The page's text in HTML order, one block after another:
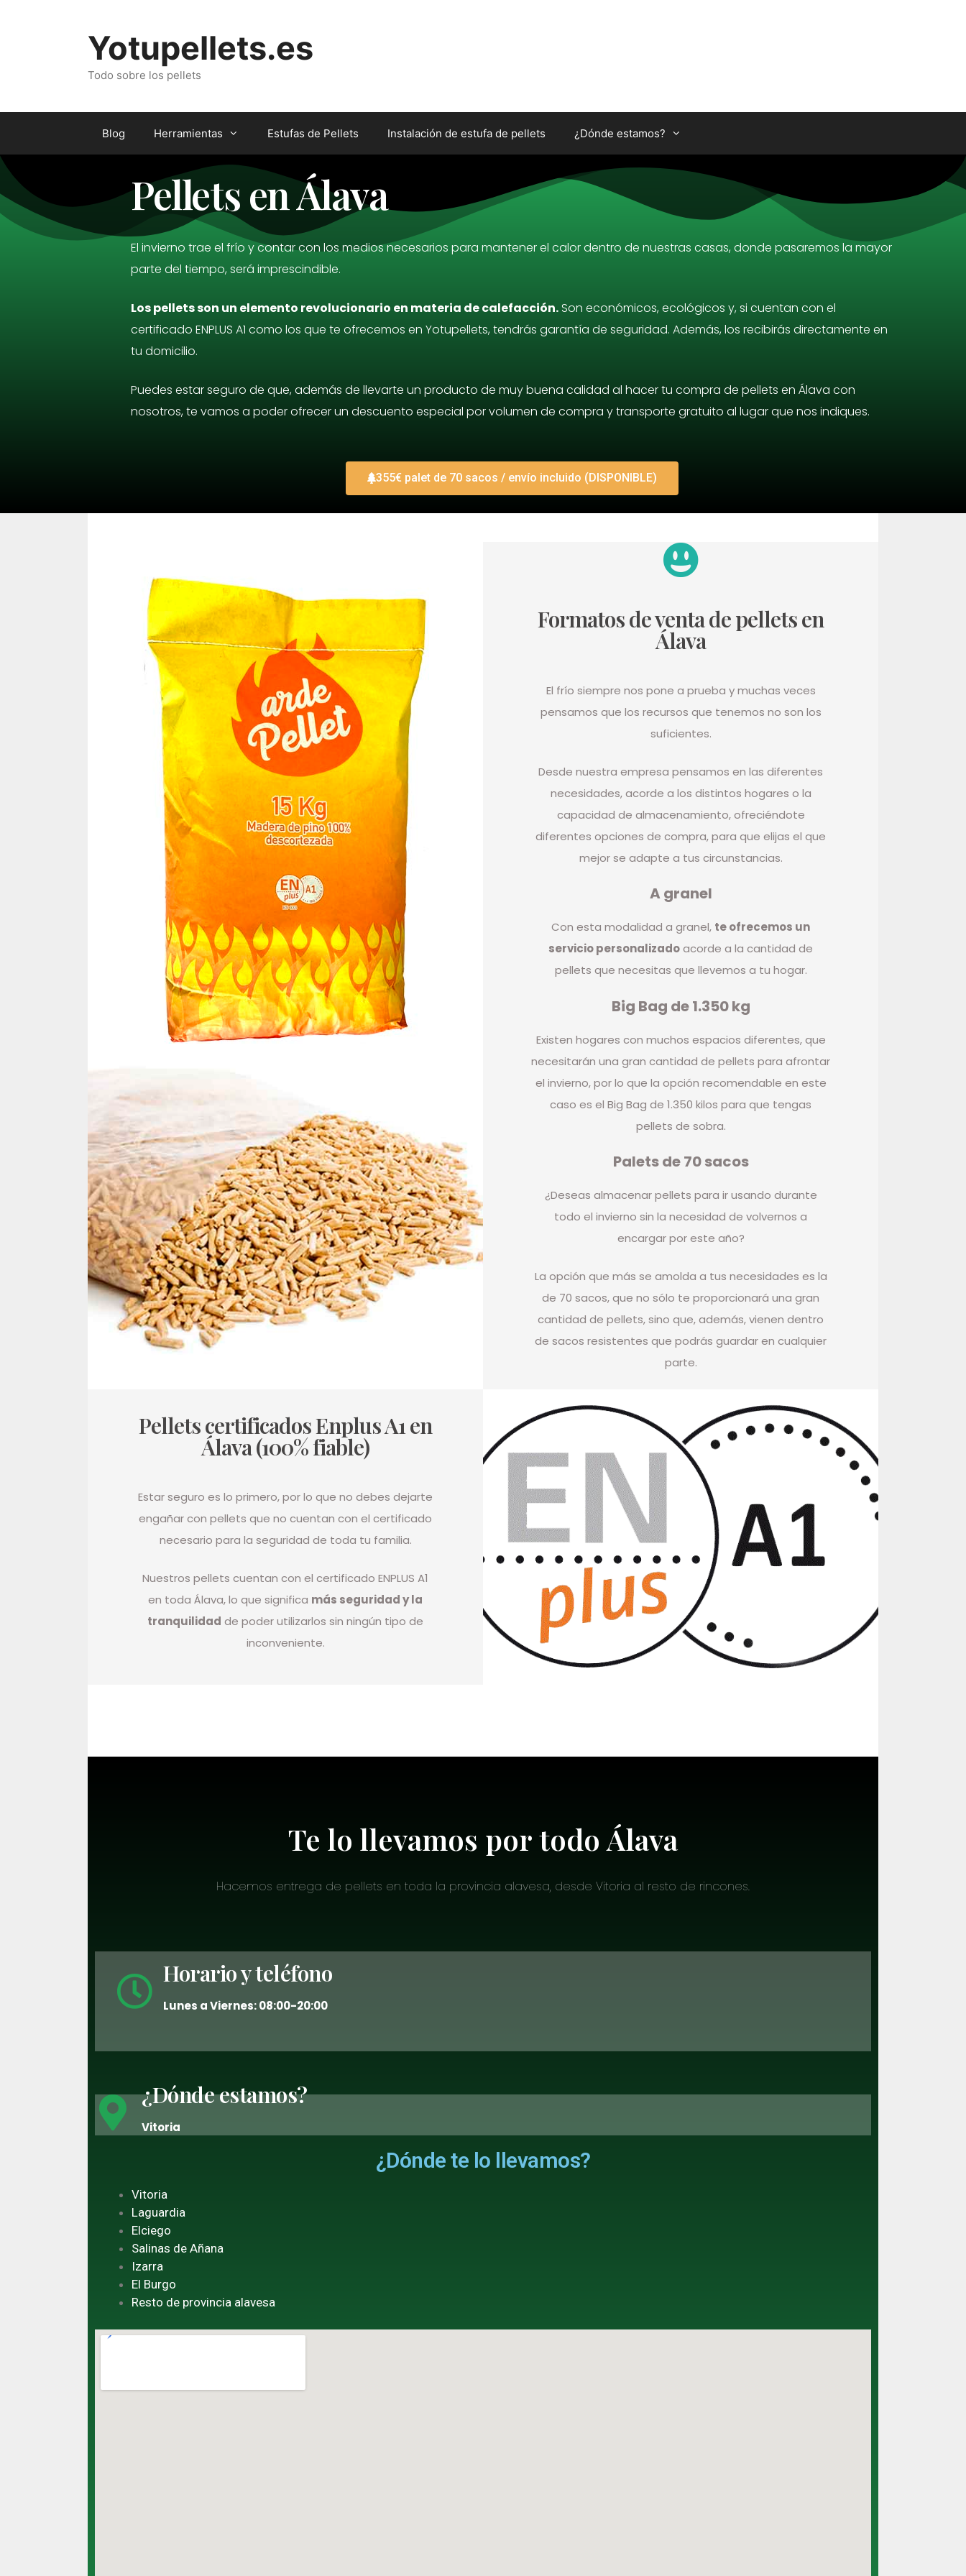
Yotupellets.es
Todo sobre los pellets
Blog Herramientas Estufas de Pellets Instalación de estufa de pellets ¿Dónde estamos?
Pellets en Álava
El invierno trae el frío y contar con los medios necesarios para mantener el calor dentro de nuestras casas, donde pasaremos la mayor
parte del tiempo, será imprescindible.
Los pellets son un elemento revolucionario en materia de calefacción.Son económicos, ecológicos y, si cuentan con el
certificado ENPLUS A1 como los que te ofrecemos en Yotupellets, tendrás garantía de seguridad. Además, los recibirás directamente en
tu domicilio.
Puedes estar seguro de que, además de llevarte un producto de muy buena calidad al hacer tu compra de pellets en Álava con
nosotros, te vamos a poder ofrecer un descuento especial por volumen de compra y transporte gratuito al lugar que nos indiques.
355€ palet de 70 sacos / envío incluido (DISPONIBLE)
Formatos de venta de pellets en
Álava
El frío siempre nos pone a prueba y muchas veces
pensamos que los recursos que tenemos no son los
suficientes.
Desde nuestra empresa pensamos en las diferentes
necesidades, acorde a los distintos hogares o la
capacidad de almacenamiento, ofreciéndote
diferentes opciones de compra, para que elijas el que
mejor se adapte a tus circunstancias.
A granel
Con esta modalidad a granel, te ofrecemos un
servicio personalizadoacorde a la cantidad de
pellets que necesitas que llevemos a tu hogar.
Big Bag de 1.350 kg
Existen hogares con muchos espacios diferentes, que
necesitarán una gran cantidad de pellets para afrontar
el invierno, por lo que la opción recomendable en este
caso es el Big Bag de 1.350 kilos para que tengas
pellets de sobra.
Palets de 70 sacos
¿Deseas almacenar pellets para ir usando durante
todo el invierno sin la necesidad de volvernos a
encargar por este año?
La opción que más se amolda a tus necesidades es la
de 70 sacos, que no sólo te proporcionará una gran
cantidad de pellets, sino que, además, vienen dentro
de sacos resistentes que podrás guardar en cualquier
parte.
Pellets certificados Enplus A1 en
Álava (100% fiable)
Estar seguro es lo primero, por lo que no debes dejarte
engañar con pellets que no cuentan con el certificado
necesario para la seguridad de toda tu familia.
Nuestros pellets cuentan con el certificado ENPLUS A1
en toda Álava, lo que significa más seguridad y la
tranquilidad de poder utilizarlos sin ningún tipo de
inconveniente.
Te lo llevamos por todo Álava
Hacemos entrega de pellets en toda la provincia alavesa, desde Vitoria al resto de rincones.
Horario y teléfono
Lunes a Viernes: 08:00-20:00
¿Dónde estamos?
Vitoria
¿Dónde te lo llevamos?
Vitoria
Laguardia
Elciego
Salinas de Añana
Izarra
El Burgo
Resto de provincia alavesa